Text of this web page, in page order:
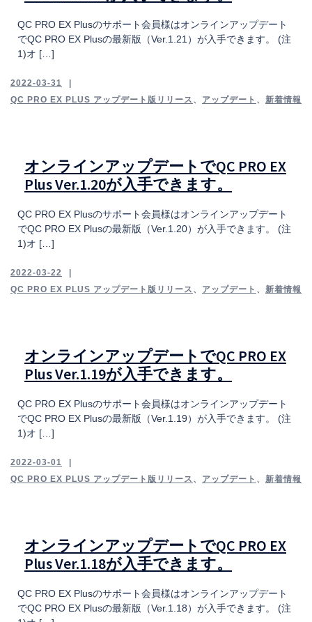
QC PRO EX Plusのサポート会員様はオンラインアップデート
でQC PRO EX Plusの最新版（Ver.1.21）が入手できます。 (注
1)オ […]
2022-03-31
QC PRO EX PLUS アップデート版リリース 、 アップデート 、 新着情報
オンラインアップデートでQC PRO EX
Plus Ver.1.20が入手できます。
QC PRO EX Plusのサポート会員様はオンラインアップデート
でQC PRO EX Plusの最新版（Ver.1.20）が入手できます。 (注
1)オ […]
2022-03-22
QC PRO EX PLUS アップデート版リリース 、 アップデート 、 新着情報
オンラインアップデートでQC PRO EX
Plus Ver.1.19が入手できます。
QC PRO EX Plusのサポート会員様はオンラインアップデート
でQC PRO EX Plusの最新版（Ver.1.19）が入手できます。 (注
1)オ […]
2022-03-01
QC PRO EX PLUS アップデート版リリース 、 アップデート 、 新着情報
オンラインアップデートでQC PRO EX
Plus Ver.1.18が入手できます。
QC PRO EX Plusのサポート会員様はオンラインアップデート
でQC PRO EX Plusの最新版（Ver.1.18）が入手できます。 (注